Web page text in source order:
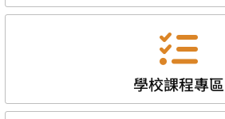
學校課程專區